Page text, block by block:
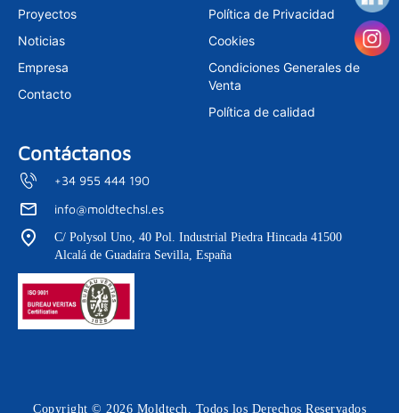
a
n
Proyectos
Noticias
Empresa
Contacto
Política de Privacidad
Cookies
Condiciones Generales de
Venta
Política de calidad
Contáctanos
+34 955 444 190
info@moldtechsl.es
C/ Polysol Uno, 40 Pol. Industrial Piedra Hincada 41500
Alcalá de Guadaíra Sevilla, España
Copyright © 2026 Moldtech. Todos los Derechos Reservados